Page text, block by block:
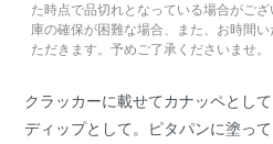
た時点で品切れとなっている場合がご
庫の確保が困難な場合、また、お時間
ただきます。予めご了承くださいませ。
クラッカーに載せてカナッペとし
ディップとして。ピタパンに塗っ